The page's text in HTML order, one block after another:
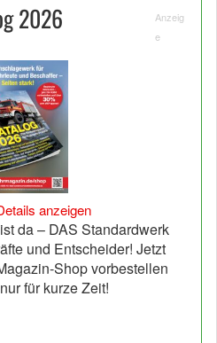
2026
Anzeig
e
anzeigen
da – DAS Standardwerk
und Entscheider! Jetzt
Shop vorbestellen
für kurze Zeit!